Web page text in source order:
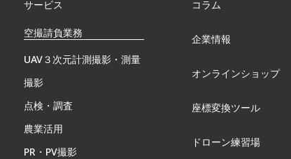
サービス
空撮請負業務
UAV３次元計測撮影・測量
撮影
点検・調査
農業活用
PR・PV撮影
コラム
企業情報
オンラインショップ
座標変換ツール
ドローン練習場